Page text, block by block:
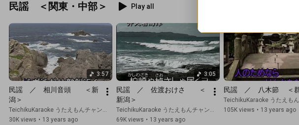
民謡 ＜関東・中部＞ Play all
3:57
民謡　／　相川音頭　　＜新
潟＞
TeichikuKaraoke うたえもんチャンネル
30K views • 13 years ago
3:05
民謡　／　佐渡おけさ　　＜
新潟＞
TeichikuKaraoke うたえもんチャンネル
69K views • 13 years ago
民謡　／　八木節　 ＜
TeichikuKaraoke うたえもんチ
105K views • 13 years ago